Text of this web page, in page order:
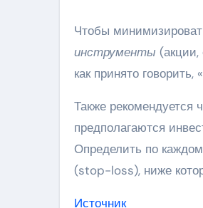
Чтобы
инструменты
как принято говорить,
Также рекомендуется
предполагаются
Определить по
(stop-loss), ниже
Источник